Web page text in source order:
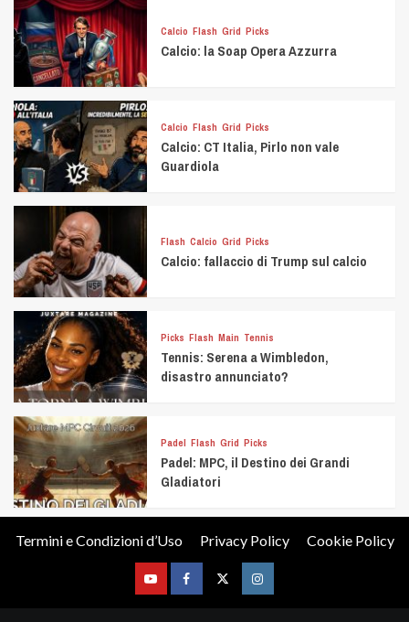
Calcio Flash Grid Picks
Calcio: la Soap Opera Azzurra
Calcio Flash Grid Picks
Calcio: CT Italia, Pirlo non vale
Guardiola
Flash Calcio Grid Picks
Calcio: fallaccio di Trump sul calcio
Picks Flash Main Tennis
Tennis: Serena a Wimbledon,
disastro annunciato?
Padel Flash Grid Picks
Padel: MPC, il Destino dei Grandi
Gladiatori
Termini e Condizioni d’Uso Privacy Policy Cookie Policy
YoutubeFacebookTwitterInstagram